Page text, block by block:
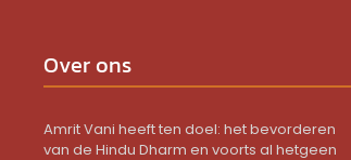
Over ons
Amrit Vani heeft ten doel: het bevorderen
van de Hindu Dharm en voorts al hetgeen